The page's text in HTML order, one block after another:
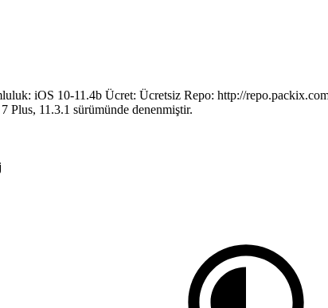
iOS 10-11.4b Ücret: Ücretsiz Repo: http://
Plus, 11.3.1 sürümünde denenmiştir.